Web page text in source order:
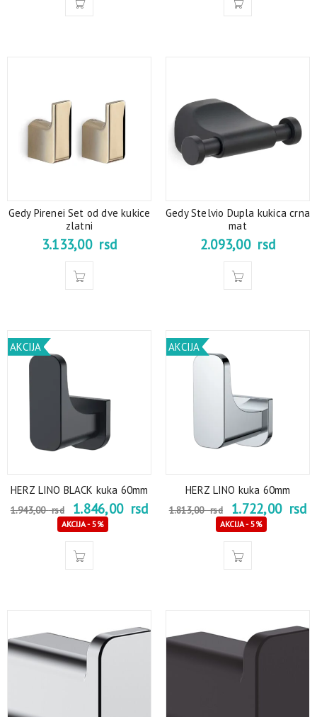
Gedy Pirenei Set od dve kukice
zlatni
3.133,00 rsd
Gedy Stelvio Dupla kukica crna
mat
2.093,00 rsd
AKCIJA
HERZ LINO BLACK kuka 60mm
1.943,00rsd 1.846,00 rsd
AKCIJA - 5%
AKCIJA
HERZ LINO kuka 60mm
1.813,00rsd 1.722,00 rsd
AKCIJA - 5%